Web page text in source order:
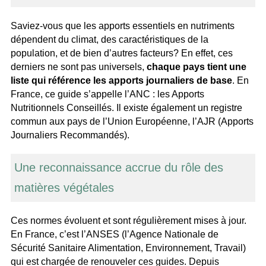
Saviez-vous que les apports essentiels en nutriments
dépendent du climat, des caractéristiques de la
population, et de bien d’autres facteurs? En effet, ces
derniers ne sont pas universels, chaque pays tient une
liste qui référence les apports journaliers de base. En
France, ce guide s’appelle l’ANC : les Apports
Nutritionnels Conseillés. Il existe également un registre
commun aux pays de l’Union Européenne, l’AJR (Apports
Journaliers Recommandés).
Une reconnaissance accrue du rôle des
matières végétales
Ces normes évoluent et sont régulièrement mises à jour.
En France, c’est l’ANSES (l’Agence Nationale de
Sécurité Sanitaire Alimentation, Environnement, Travail)
qui est chargée de renouveler ces guides. Depuis